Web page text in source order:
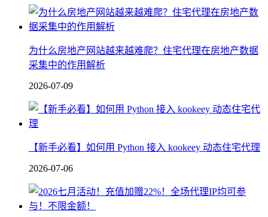
为什么房地产网站越来越难爬？住宅代理在房地产数据
采集中的作用解析
2026-07-09
【新手必看】如何用 Python 接入 kookeey 动态住宅代理
2026-07-06